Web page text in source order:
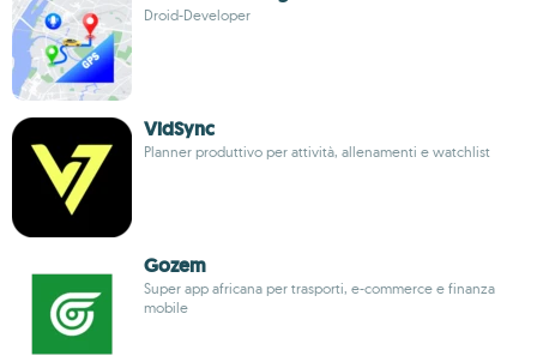
Droid-Developer
VidSync
Planner produttivo per attività, allenamenti e watchlist
Gozem
Super app africana per trasporti, e-commerce e finanza
mobile